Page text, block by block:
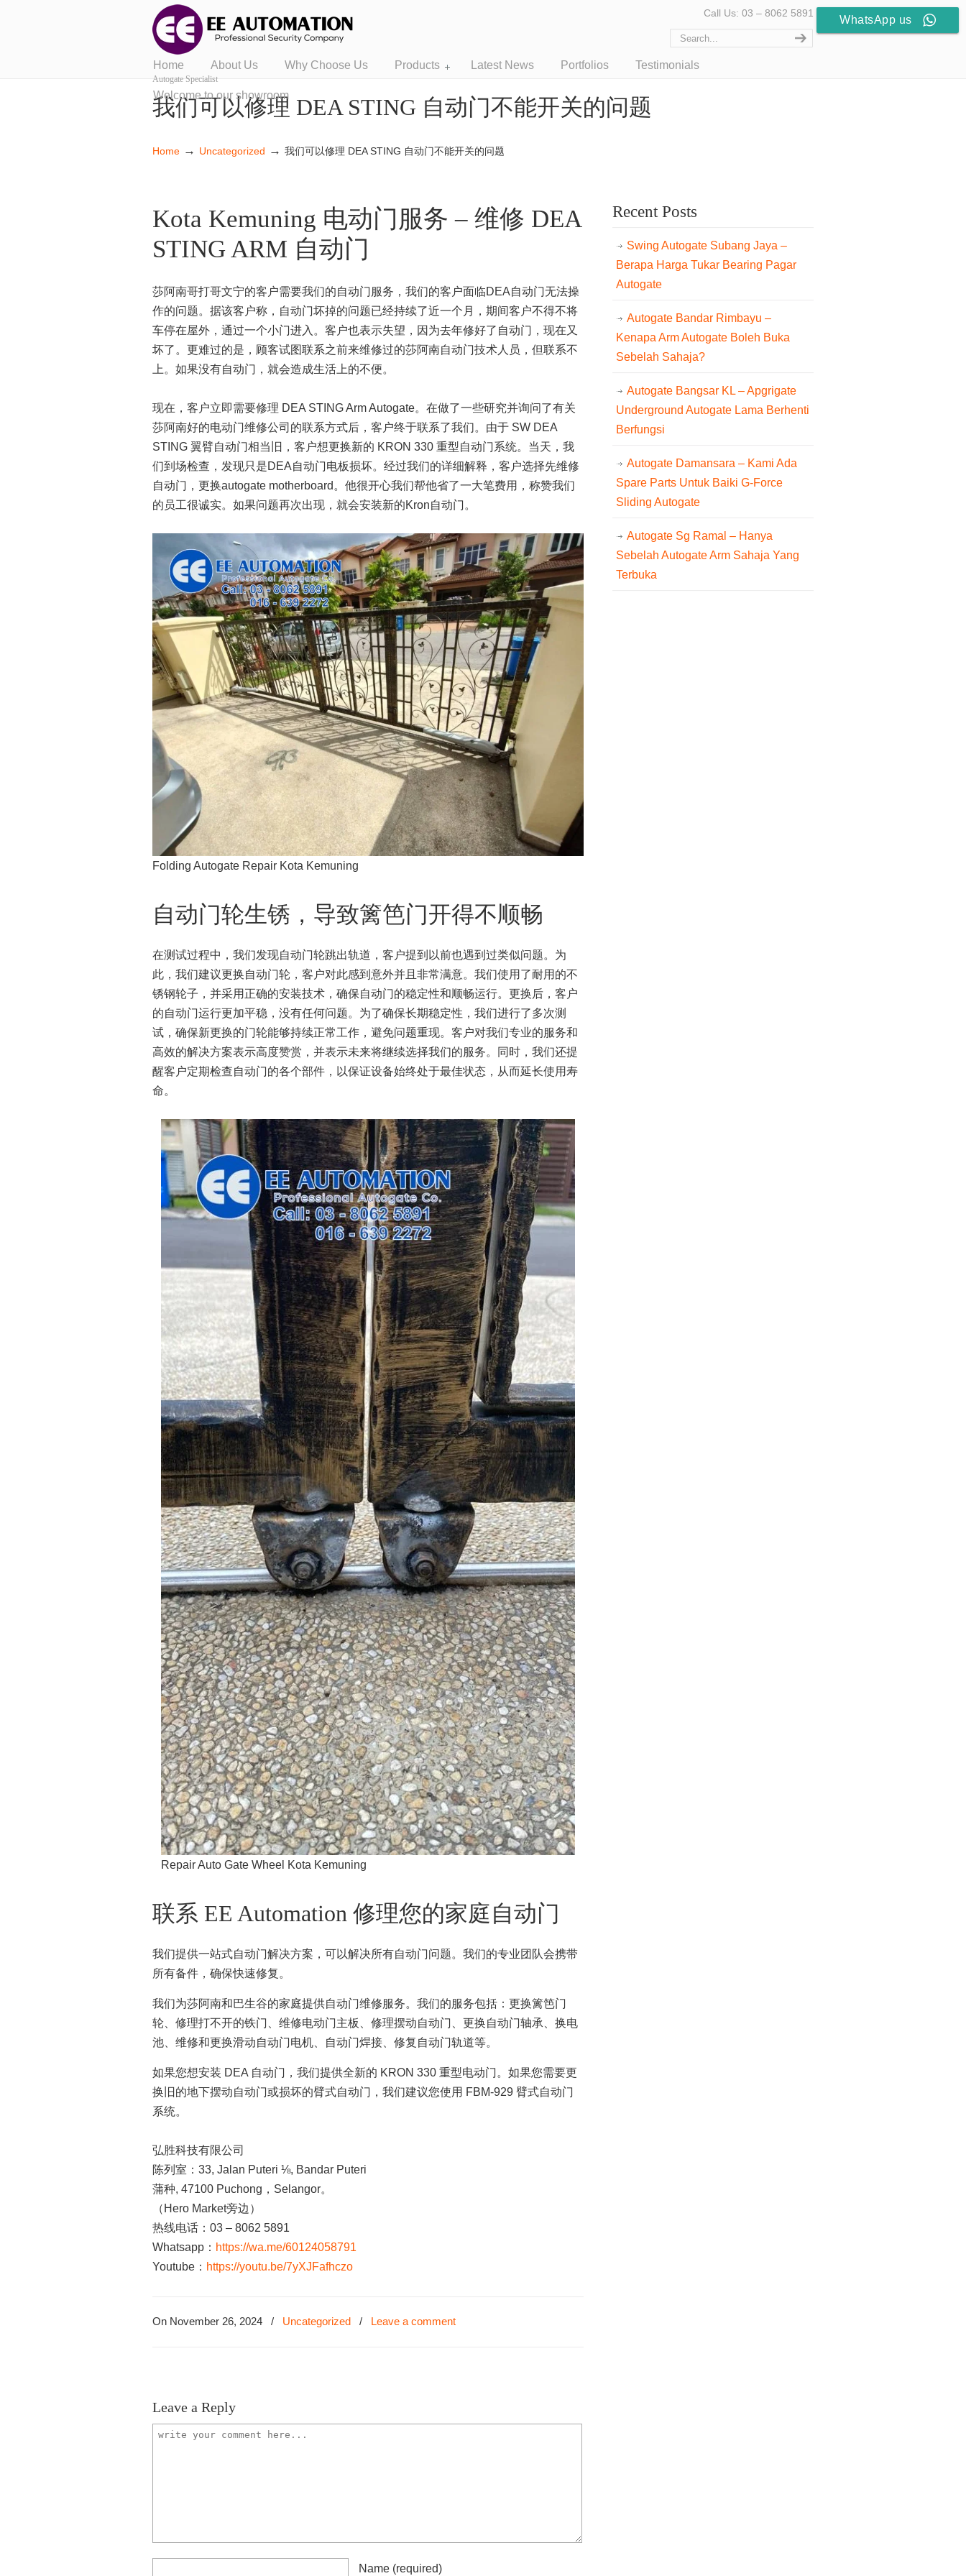
Autogate Specialist
Call Us: 03 – 8062 5891
Home About Us Why Choose Us Products Latest News Portfolios Testimonials
Welcome to our showroom
我们可以修理 DEA STING 自动门不能开关的问题
Home → Uncategorized → 我们可以修理 DEA STING 自动门不能开关的问题
Kota Kemuning 电动门服务 – 维修 DEA
STING ARM 自动门
莎阿南哥打哥文宁的客户需要我们的自动门服务，我们的客户面临DEA自动门无法操
作的问题。据该客户称，自动门坏掉的问题已经持续了近一个月，期间客户不得不将
车停在屋外，通过一个小门进入。客户也表示失望，因为去年修好了自动门，现在又
坏了。更难过的是，顾客试图联系之前来维修过的莎阿南自动门技术人员，但联系不
上。如果没有自动门，就会造成生活上的不便。
现在，客户立即需要修理 DEA STING Arm Autogate。在做了一些研究并询问了有关
莎阿南好的电动门维修公司的联系方式后，客户终于联系了我们。由于 SW DEA
STING 翼臂自动门相当旧，客户想更换新的 KRON 330 重型自动门系统。当天，我
们到场检查，发现只是DEA自动门电板损坏。经过我们的详细解释，客户选择先维修
自动门，更换autogate motherboard。他很开心我们帮他省了一大笔费用，称赞我们
的员工很诚实。如果问题再次出现，就会安装新的Kron自动门。
Folding Autogate Repair Kota Kemuning
自动门轮生锈，导致篱笆门开得不顺畅
在测试过程中，我们发现自动门轮跳出轨道，客户提到以前也遇到过类似问题。为
此，我们建议更换自动门轮，客户对此感到意外并且非常满意。我们使用了耐用的不
锈钢轮子，并采用正确的安装技术，确保自动门的稳定性和顺畅运行。更换后，客户
的自动门运行更加平稳，没有任何问题。为了确保长期稳定性，我们进行了多次测
试，确保新更换的门轮能够持续正常工作，避免问题重现。客户对我们专业的服务和
高效的解决方案表示高度赞赏，并表示未来将继续选择我们的服务。同时，我们还提
醒客户定期检查自动门的各个部件，以保证设备始终处于最佳状态，从而延长使用寿
命。
Repair Auto Gate Wheel Kota Kemuning
联系 EE Automation 修理您的家庭自动门
我们提供一站式自动门解决方案，可以解决所有自动门问题。我们的专业团队会携带
所有备件，确保快速修复。
我们为莎阿南和巴生谷的家庭提供自动门维修服务。我们的服务包括：更换篱笆门
轮、修理打不开的铁门、维修电动门主板、修理摆动自动门、更换自动门轴承、换电
池、维修和更换滑动自动门电机、自动门焊接、修复自动门轨道等。
如果您想安装 DEA 自动门，我们提供全新的 KRON 330 重型电动门。如果您需要更
换旧的地下摆动自动门或损坏的臂式自动门，我们建议您使用 FBM-929 臂式自动门
系统。
弘胜科技有限公司
陈列室：33, Jalan Puteri ⅛, Bandar Puteri
蒲种, 47100 Puchong，Selangor。
（Hero Market旁边）
热线电话：03 – 8062 5891
Whatsapp： https://wa.me/60124058791
Youtube： https://youtu.be/7yXJFafhczo
On November 26, 2024 / Uncategorized / Leave a comment
Leave a Reply
Name (required)
Recent Posts
Swing Autogate Subang Jaya –
Berapa Harga Tukar Bearing Pagar
Autogate
Autogate Bandar Rimbayu –
Kenapa Arm Autogate Boleh Buka
Sebelah Sahaja?
Autogate Bangsar KL – Apgrigate
Underground Autogate Lama Berhenti
Berfungsi
Autogate Damansara – Kami Ada
Spare Parts Untuk Baiki G-Force
Sliding Autogate
Autogate Sg Ramal – Hanya
Sebelah Autogate Arm Sahaja Yang
Terbuka
WhatsApp us